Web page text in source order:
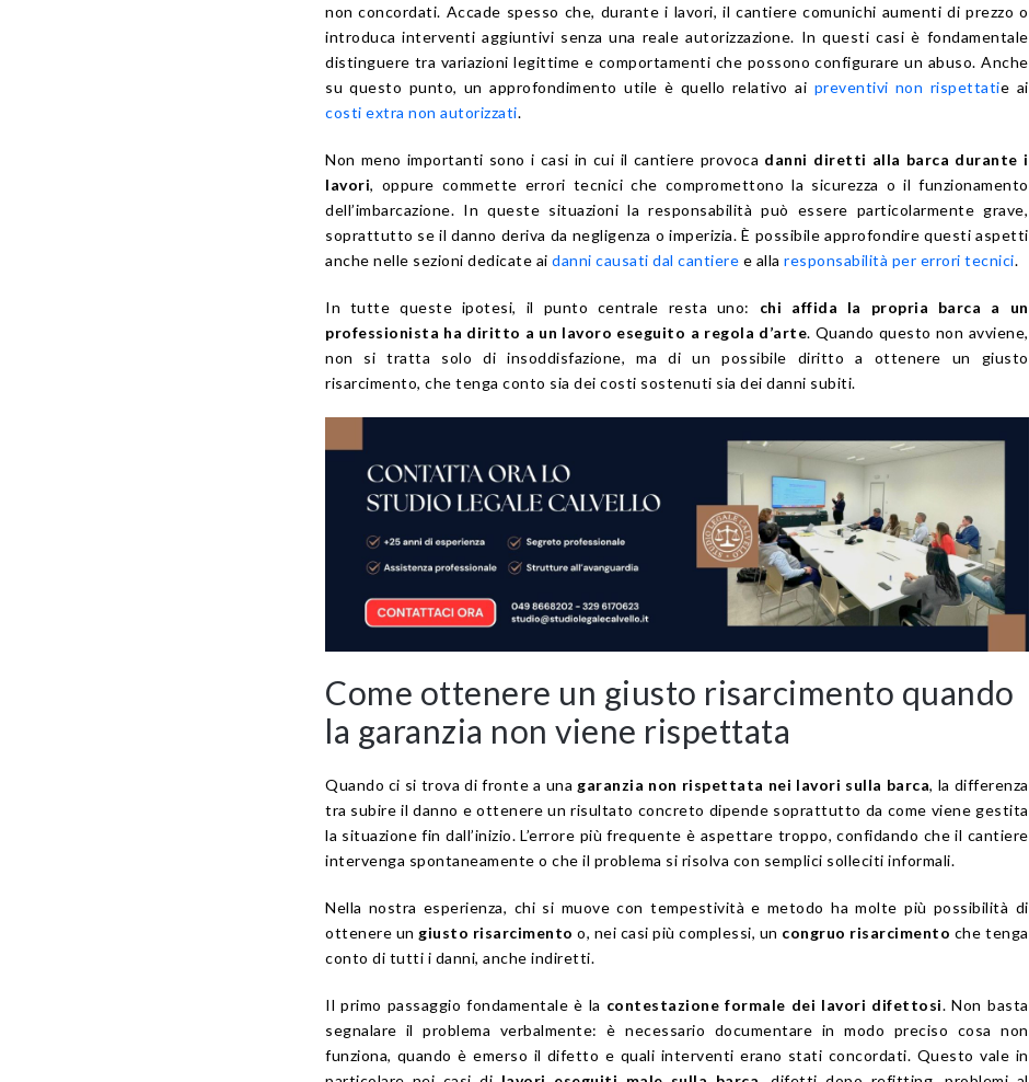
non concordati. Accade spesso che, durante i lavori, il cantiere comunichi aumenti di prezzo o
introduca interventi aggiuntivi senza una reale autorizzazione. In questi casi è fondamentale
distinguere tra variazioni legittime e comportamenti che possono configurare un abuso. Anche
su questo punto, un approfondimento utile è quello relativo ai preventivi non rispettatie ai
costi extra non autorizzati.
Non meno importanti sono i casi in cui il cantiere provoca danni diretti alla barca durante i
lavori, oppure commette errori tecnici che compromettono la sicurezza o il funzionamento
dell’imbarcazione. In queste situazioni la responsabilità può essere particolarmente grave,
soprattutto se il danno deriva da negligenza o imperizia. È possibile approfondire questi aspetti
anche nelle sezioni dedicate ai danni causati dal cantiere e alla responsabilità per errori tecnici.
In tutte queste ipotesi, il punto centrale resta uno: chi affida la propria barca a un
professionista ha diritto a un lavoro eseguito a regola d’arte. Quando questo non avviene,
non si tratta solo di insoddisfazione, ma di un possibile diritto a ottenere un giusto
risarcimento, che tenga conto sia dei costi sostenuti sia dei danni subiti.
Come ottenere un giusto risarcimento quando
la garanzia non viene rispettata
Quando ci si trova di fronte a una garanzia non rispettata nei lavori sulla barca, la differenza
tra subire il danno e ottenere un risultato concreto dipende soprattutto da come viene gestita
la situazione fin dall’inizio. L’errore più frequente è aspettare troppo, confidando che il cantiere
intervenga spontaneamente o che il problema si risolva con semplici solleciti informali.
Nella nostra esperienza, chi si muove con tempestività e metodo ha molte più possibilità di
ottenere un giusto risarcimento o, nei casi più complessi, un congruo risarcimento che tenga
conto di tutti i danni, anche indiretti.
Il primo passaggio fondamentale è la contestazione formale dei lavori difettosi. Non basta
segnalare il problema verbalmente: è necessario documentare in modo preciso cosa non
funziona, quando è emerso il difetto e quali interventi erano stati concordati. Questo vale in